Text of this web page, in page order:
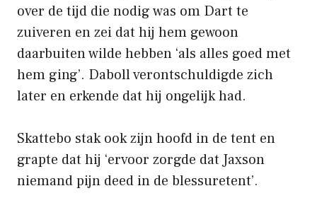
over de tijd die nodig was om Dart te
zuiveren en zei dat hij hem gewoon
daarbuiten wilde hebben ‘als alles goed met
hem ging’. Daboll verontschuldigde zich
later en erkende dat hij ongelijk had.
Skattebo stak ook zijn hoofd in de tent en
grapte dat hij ‘ervoor zorgde dat Jaxson
niemand pijn deed in de blessuretent’.